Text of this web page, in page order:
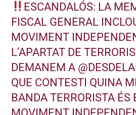
ESCANDALÓS: LA
FISCAL GENERAL
MOVIMENT
L’APARTAT DE
DEMANEM A
QUE CONTESTI QUINA
BANDA TERRORISTA ÉS